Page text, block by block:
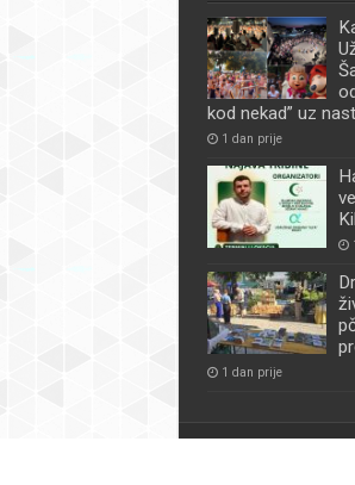
kod nekad” uz
1 dan prije
1 dan prije